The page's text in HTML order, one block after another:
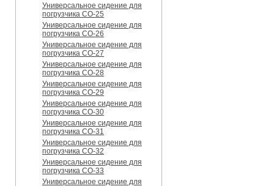
Универсальное сидение для
погрузчика CO-25
Универсальное сидение для
погрузчика CO-26
Универсальное сидение для
погрузчика CO-27
Универсальное сидение для
погрузчика CO-28
Универсальное сидение для
погрузчика CO-29
Универсальное сидение для
погрузчика CO-30
Универсальное сидение для
погрузчика CO-31
Универсальное сидение для
погрузчика CO-32
Универсальное сидение для
погрузчика CO-33
Универсальное сидение для